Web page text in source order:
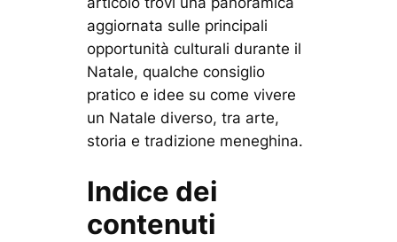
aggiornata sulle principali
opportunità culturali durante il
Natale, qualche consiglio
pratico e idee su come vivere
un Natale diverso, tra arte,
storia e tradizione meneghina.
Indice dei
contenuti